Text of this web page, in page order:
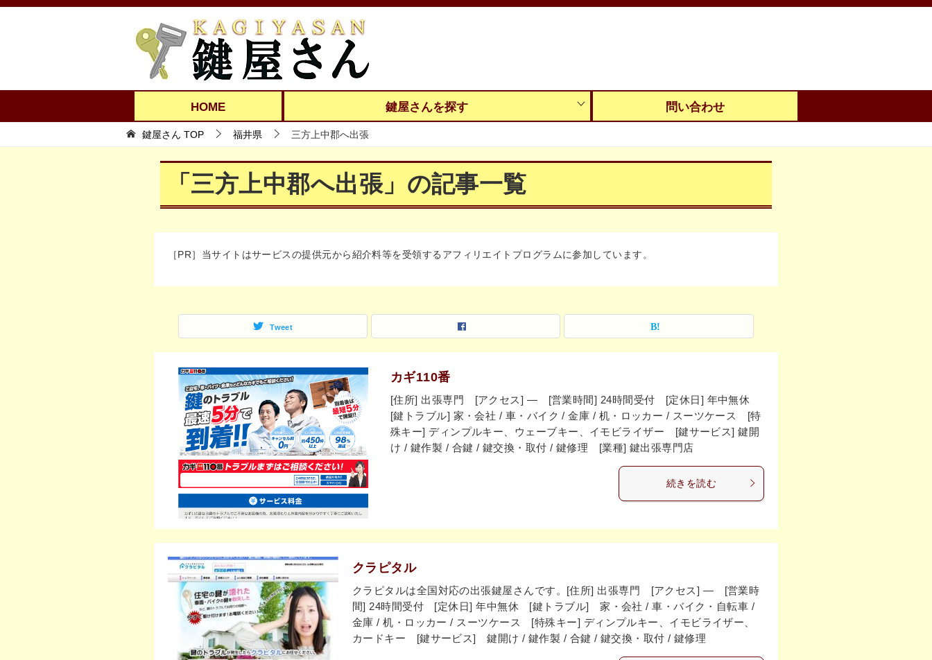
HOME 鍵屋さんを探す 問い合わせ
鍵屋さん TOP 福井県 三方上中郡へ出張
「三方上中郡へ出張」の記事一覧
［PR］当サイトはサービスの提供元から紹介料等を受領するアフィリエイトプログラムに参加しています。
Tweet
カギ110番
[住所] 出張専門 [アクセス] ― [営業時間] 24時間受付 [定休日] 年中無休
[鍵トラブル] 家・会社 / 車・バイク / 金庫 / 机・ロッカー / スーツケース [特
殊キー] ディンプルキー、ウェーブキー、イモビライザー [鍵サービス] 鍵開
け / 鍵作製 / 合鍵 / 鍵交換・取付 / 鍵修理 [業種] 鍵出張専門店
続きを読む
クラピタル
クラピタルは全国対応の出張鍵屋さんです。[住所] 出張専門 [アクセス] ― [営業時
間] 24時間受付 [定休日] 年中無休 [鍵トラブル] 家・会社 / 車・バイク・自転車 /
金庫 / 机・ロッカー / スーツケース [特殊キー] ディンプルキー、イモビライザー、
カードキー [鍵サービス] 鍵開け / 鍵作製 / 合鍵 / 鍵交換・取付 / 鍵修理